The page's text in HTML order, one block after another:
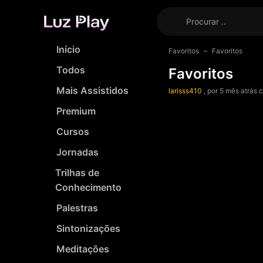
Início
Todos
Mais Assistidos
Premium
Cursos
Jornadas
Trilhas de
Conhecimento
Palestras
Sintonizações
Meditações
Favoritos Favoritos
Favoritos
larisss410 , por 5 mês atrás